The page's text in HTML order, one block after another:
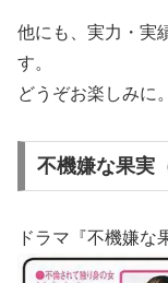
他にも、実力・実
す。
どうぞお楽しみに。
不機嫌な果実
ドラマ『不機嫌な